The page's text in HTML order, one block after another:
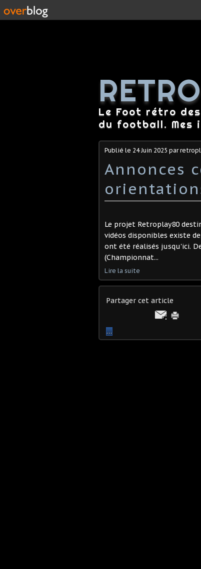
Le Foot rétro
du football. Mes
Publié le 24 Juin 2025 par
Annonces
Le projet Retroplay80
vidéos disponibles existe
ont été réalisés jusqu'ici.
(Championnat...
Lire la suite
Partager cet article
…